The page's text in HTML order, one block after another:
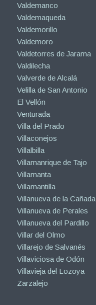
Valdemanco
Valdemaqueda
Valdemorillo
Valdemoro
Valdetorres de Jarama
Valdilecha
Valverde de Alcalá
Velilla de San Antonio
El Vellón
Venturada
Villa del Prado
Villaconejos
Villalbilla
Villamanrique de Tajo
Villamanta
Villamantilla
Villanueva de la Cañada
Villanueva de Perales
Villanueva del Pardillo
Villar del Olmo
Villarejo de Salvanés
Villaviciosa de Odón
Villavieja del Lozoya
Zarzalejo